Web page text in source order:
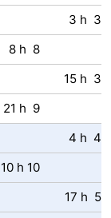
3 h 3
8 h 8
15 h 3
21 h 9
4 h 4
10 h 10
17 h 5